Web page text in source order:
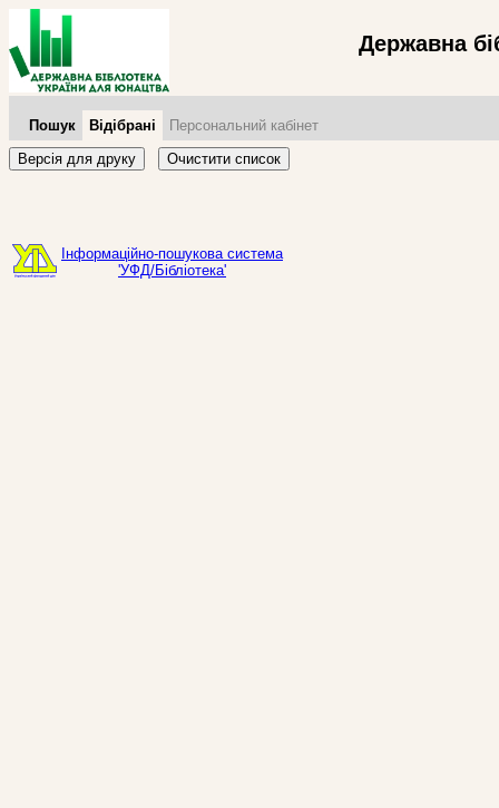
Державна
Пошук Відібрані
Персональний кабінет
Версія для друку
Очистити список
Інформаційно-пошукова система
'УФД/Бібліотека'